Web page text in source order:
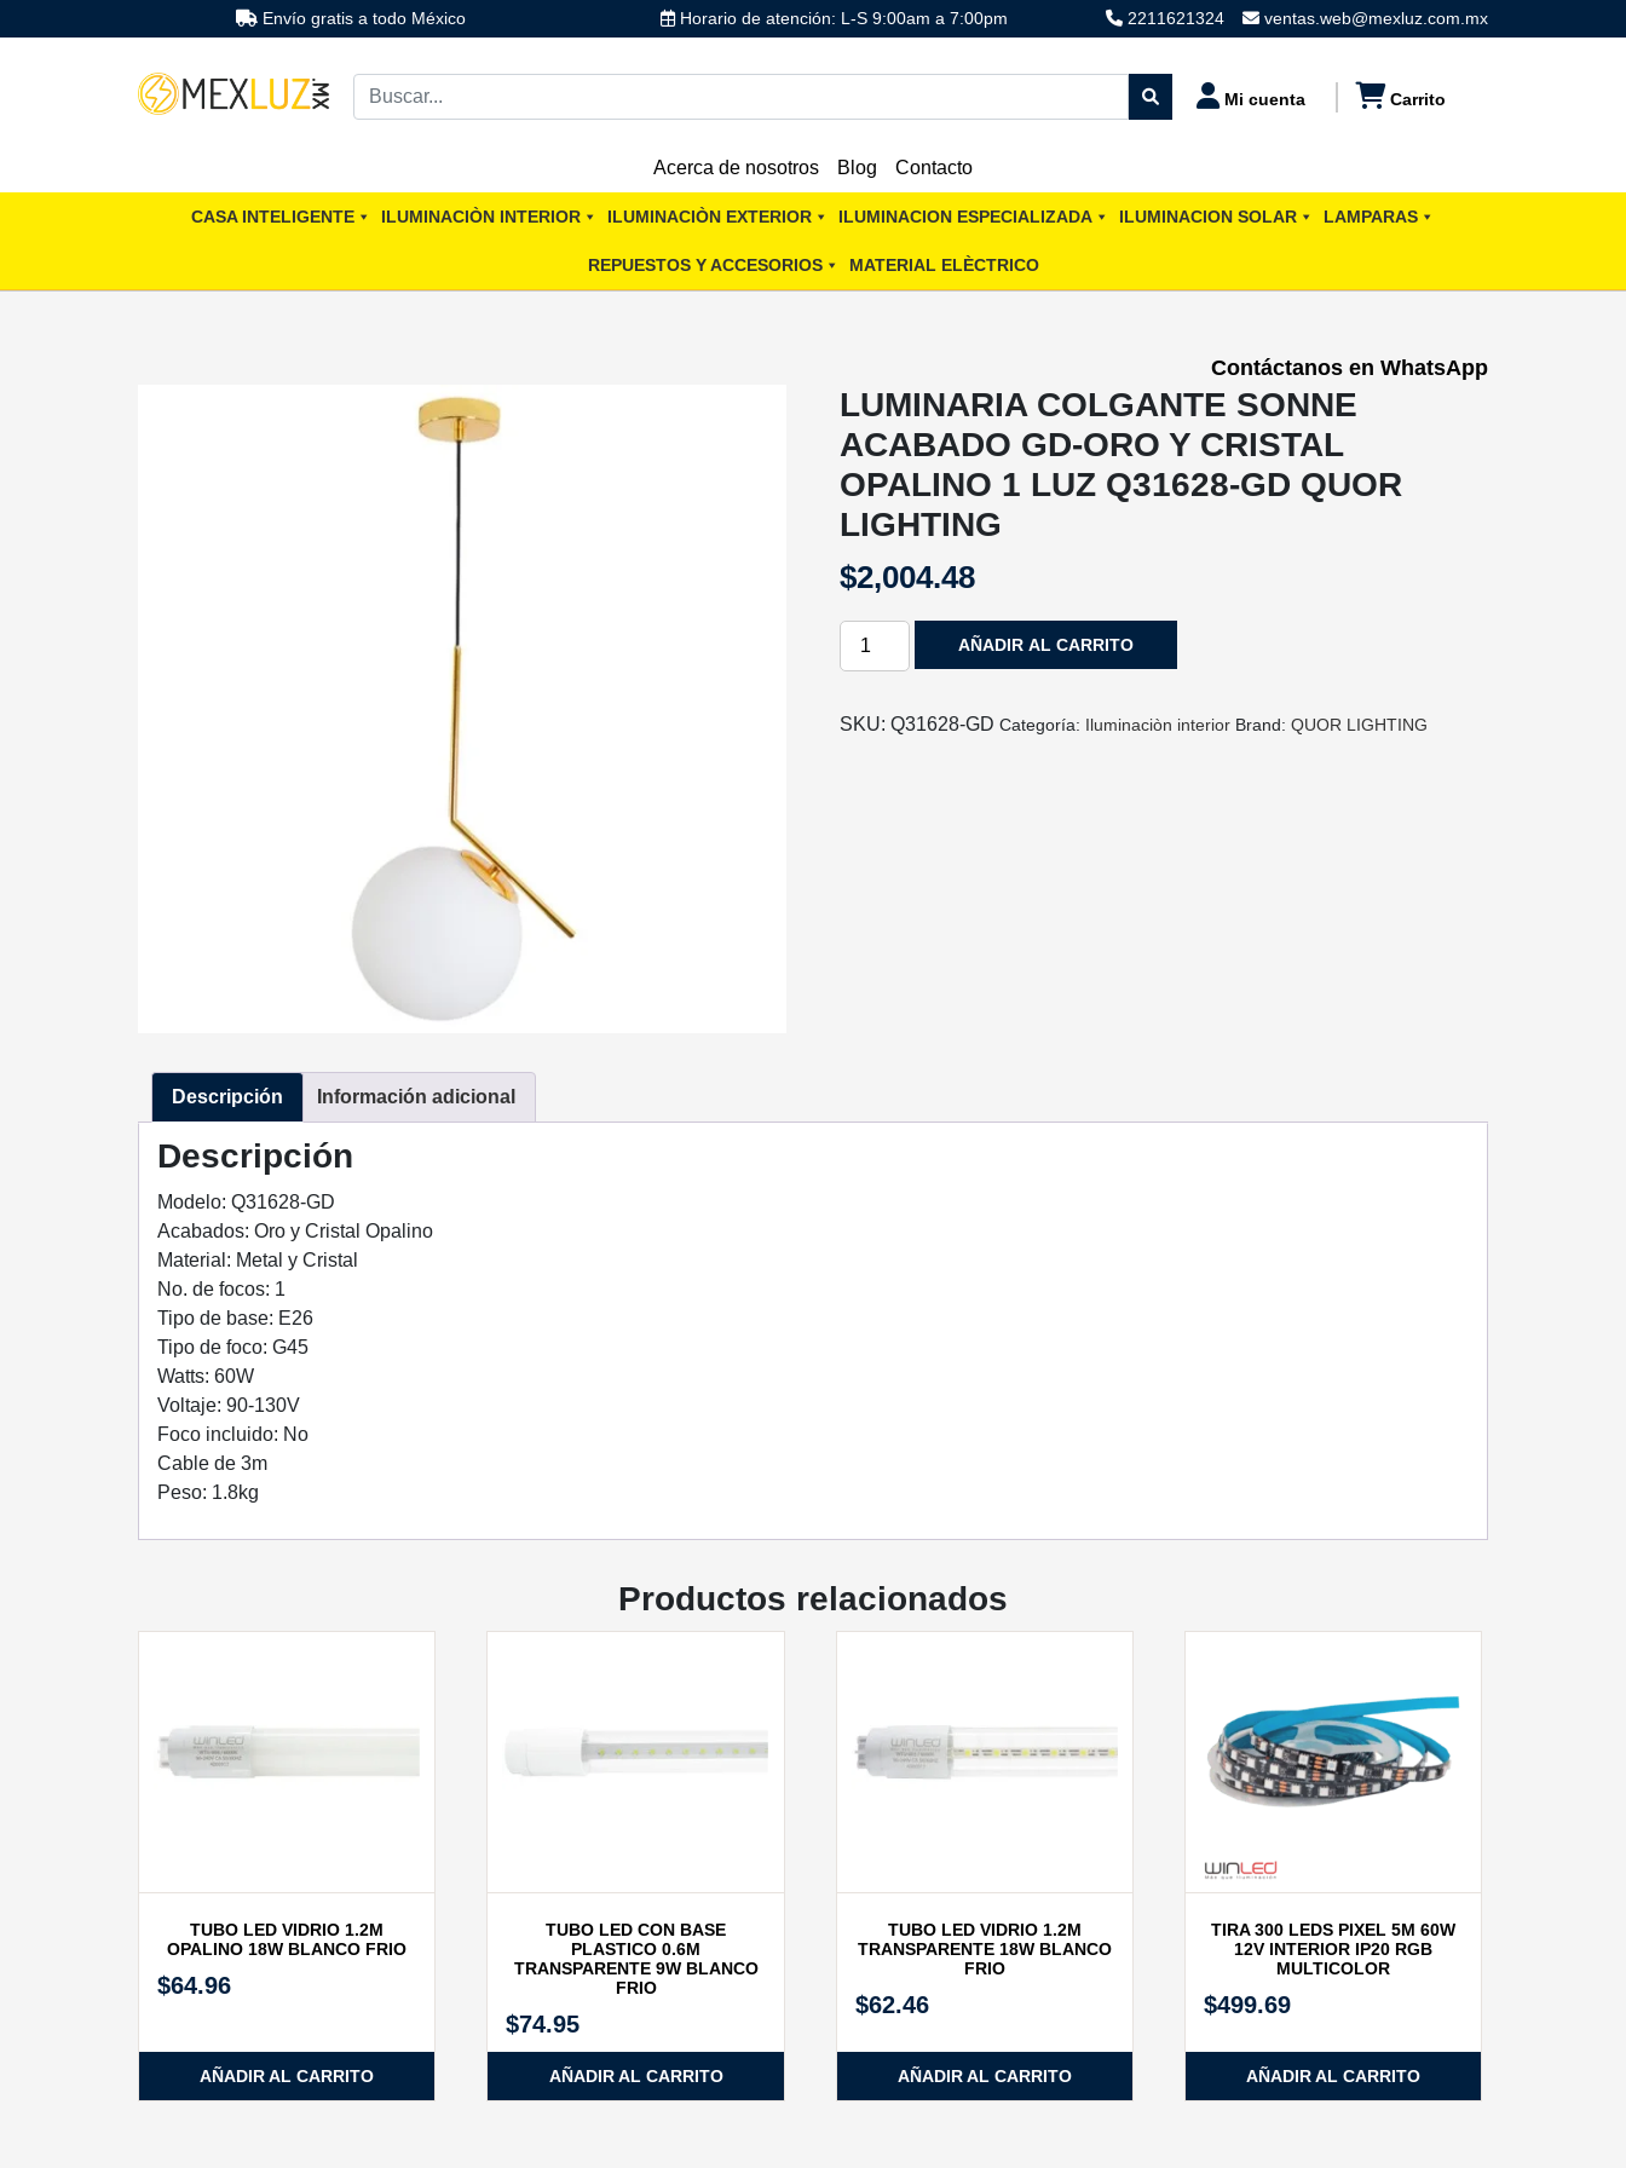
Envío gratis a todo México Horario de atención: L-S 9:00am a 7:00pm 2211621324 ventas.web@mexluz.com.mx
Mi cuenta Carrito
Acerca de nosotros Blog Contacto
CASA INTELIGENTE ILUMINACIÒN INTERIOR ILUMINACIÒN EXTERIOR ILUMINACION ESPECIALIZADA ILUMINACION SOLAR LAMPARAS
REPUESTOS Y ACCESORIOS MATERIAL ELÈCTRICO
Contáctanos en WhatsApp
LUMINARIA COLGANTE SONNE
ACABADO GD-ORO Y CRISTAL
OPALINO 1 LUZ Q31628-GD QUOR
LIGHTING
$2,004.48
LUMINARIA
ACABADO
AÑADIR AL CARRITO
SKU:Q31628-GD Categoría: Iluminaciòn interior Brand:QUOR LIGHTING
Descripción Información adicional
Descripción
Modelo: Q31628-GD
Acabados: Oro y Cristal Opalino
Material: Metal y Cristal
No. de focos: 1
Tipo de base: E26
Tipo de foco: G45
Watts: 60W
Voltaje: 90-130V
Foco incluido: No
Cable de 3m
Peso: 1.8kg
Productos relacionados
TUBO LED VIDRIO 1.2M
OPALINO 18W BLANCO FRIO
$64.96
AÑADIR AL CARRITO
TUBO LED CON BASE
PLASTICO 0.6M
TRANSPARENTE 9W BLANCO
FRIO
$74.95
AÑADIR AL CARRITO
TUBO LED VIDRIO 1.2M
TRANSPARENTE 18W BLANCO
FRIO
$62.46
AÑADIR AL CARRITO
TIRA 300 LEDS PIXEL 5M 60W
12V INTERIOR IP20 RGB
MULTICOLOR
$499.69
AÑADIR AL CARRITO